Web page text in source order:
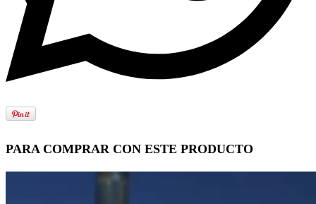
PARA COMPRAR CON ESTE PRODUCTO